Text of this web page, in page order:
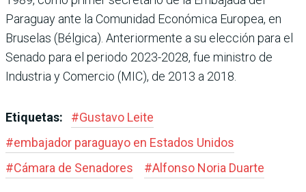
Paraguay ante la Comunidad Económica Europea, en
Bruselas (Bélgica). Anteriormente a su elección para el
Senado para el periodo 2023-2028, fue ministro de
Industria y Comercio (MIC), de 2013 a 2018.
Etiquetas: #Gustavo Leite
#embajador paraguayo en Estados Unidos
#Cámara de Senadores #Alfonso Noria Duarte